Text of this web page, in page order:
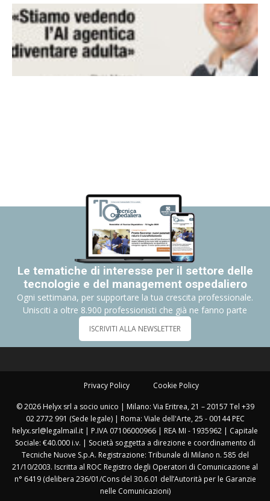
Le tematiche di interesse per il settore delle
tecnologie e del management ospedaliero
Ogni settimana, per supportare la tua crescita professionale.
Unisciti a oltre 8.900 professionisti che già ne fanno parte
ISCRIVITI ALLA NEWSLETTER
Privacy Policy Cookie Policy
© 2026 Helyx srl a socio unico | Milano: Via Eritrea, 21 – 20157 Tel +39
02 2772 991 (Sede legale) | Roma: Viale dell'Arte, 25 - 00144 PEC
helyx.srl@legalmail.it | P.IVA 07106000966 | REA MI - 1935962 | Capitale
Sociale: €40.000 i.v. | Società soggetta a direzione e coordinamento di
Tecniche Nuove S.p.A. Registrazione: Tribunale di Milano n. 585 del
21/10/2003. Iscritta al ROC Registro degli Operatori di Comunicazione al
n° 6419 (delibera 236/01/Cons del 30.6.01 dell’Autorità per le Garanzie
nelle Comunicazioni)